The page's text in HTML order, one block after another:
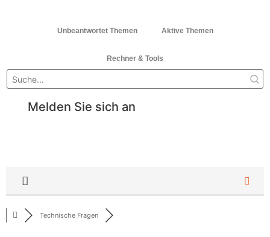
Unbeantwortet Themen Aktive Themen
Rechner & Tools
Melden Sie sich an
Technische Fragen